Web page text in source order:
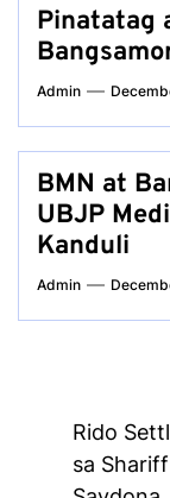
Pinatatag
Admin
BMN at
UBJP
Kanduli
Admin
Post
navigation
Rido
sa Shariff